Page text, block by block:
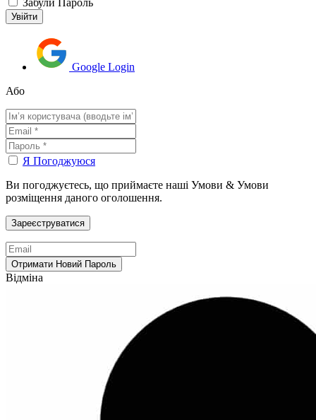
Забули Пароль
Google Login
Або
Я Погоджуюся
Ви погоджуєтесь, що приймаєте наші Умови & Умови
розміщення даного оголошення.
Відміна